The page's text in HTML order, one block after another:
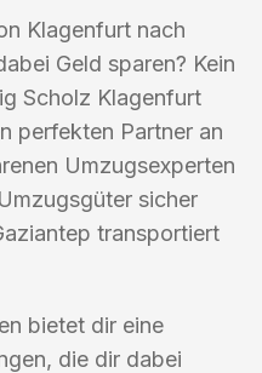
Klagenfurt nach
Geld sparen? Kein
Scholz Klagenfurt
perfekten Partner an
Umzugsexperten
sicher
transportiert
bietet dir eine
die dir dabei